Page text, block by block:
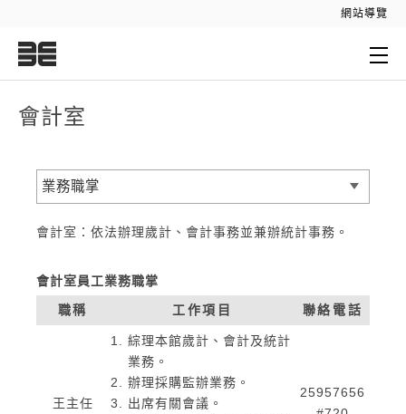
網站導覽
會計室
業務職掌
會計室：依法辦理歲計、會計事務並兼辦統計事務。
會計室員工業務職掌
職稱
工作項目 聯絡電話
王主任
綜理本館歲計、會計及統計
業務。
辦理採購監辦業務。
出席有關會議。
25957656